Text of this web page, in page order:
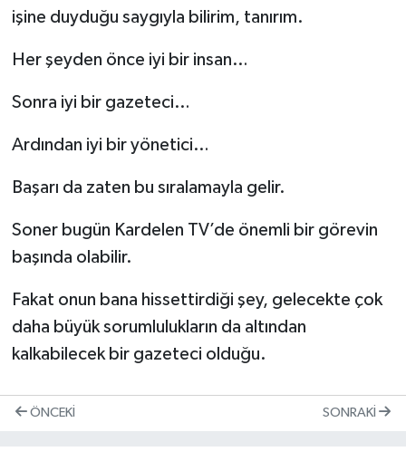
işine duyduğu saygıyla bilirim, tanırım.
Her şeyden önce iyi bir insan…
Sonra iyi bir gazeteci…
Ardından iyi bir yönetici…
Başarı da zaten bu sıralamayla gelir.
Soner bugün Kardelen TV’de önemli bir görevin
başında olabilir.
Fakat onun bana hissettirdiği şey, gelecekte çok
daha büyük sorumlulukların da altından
kalkabilecek bir gazeteci olduğu.
ÖNCEKI SONRAKI